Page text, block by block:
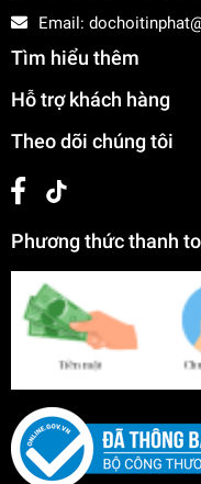
Email:
Tìm hiểu thêm
Hỗ trợ khách hàng
Theo dõi chúng tôi
Phương thức thanh